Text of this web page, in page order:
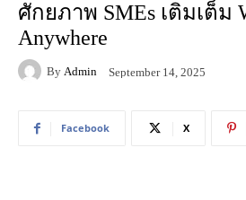
ศักยภาพ SMEs เติมเต็ม
Anywhere
By Admin September 14, 2025
Facebook X